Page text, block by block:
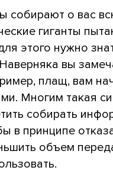
собирают о вас
гиганты
этого нужно
вы
плащ, вам
Многим такая
собирать
в принципе
объем